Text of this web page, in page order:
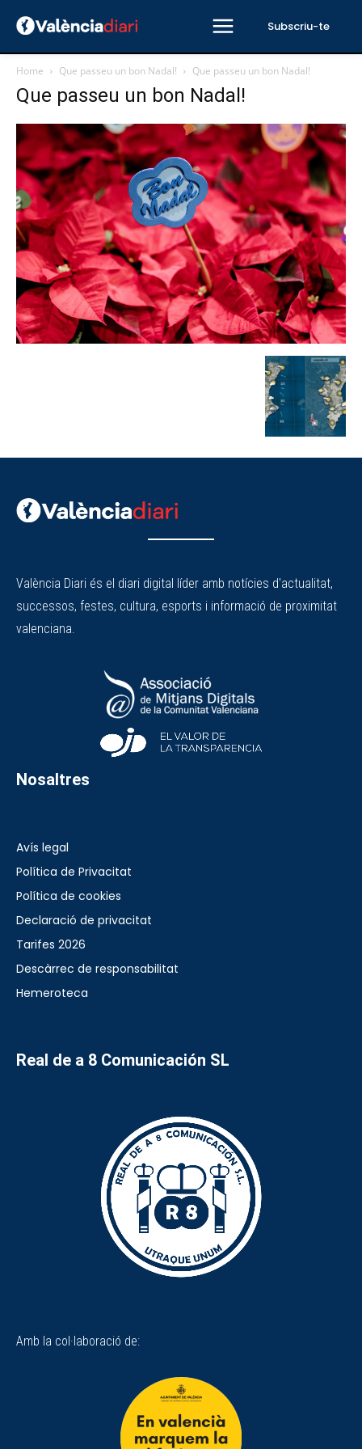
Subscriu-te
Home Que passeu un bon Nadal! Que passeu un bon Nadal!
Que passeu un bon Nadal!
València Diari és el diari digital líder amb notícies d'actualitat,
successos, festes, cultura, esports i informació de proximitat
valenciana.
Nosaltres
Avís legal
Política de Privacitat
Política de cookies
Declaració de privacitat
Tarifes 2026
Descàrrec de responsabilitat
Hemeroteca
Real de a 8 Comunicación SL
Amb la col·laboració de: